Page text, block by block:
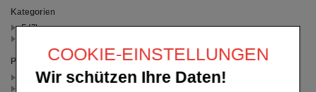
COOKIE-EINSTELLUNGEN
Wir schützen Ihre Daten!
Kategorien
S (2)
Packungsgröße
100 St (1)